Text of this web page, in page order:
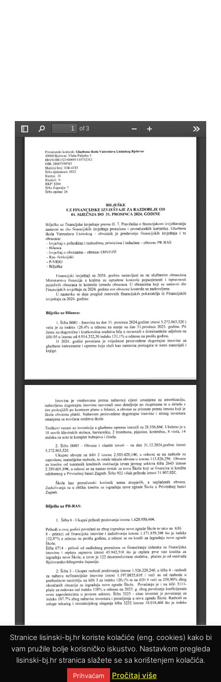
© 2025. Glazbena škola Vatroslava Lisinskog Bjelovar
Stranice lisinski-bj.hr koriste kolačiće (eng. cookies) kako bi
vam pružile bolje korisničko iskustvo. Nastavkom pregleda
lisinski-bj.hr stranica slažete se sa korištenjem kolačića.
Prihvaćam Pročitaj više